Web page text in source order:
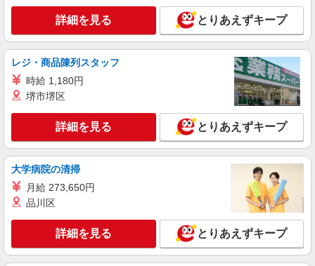
品川区 ★上記以外にも神奈川県内（川崎・横
浜・相模原など）に多数派遣先有
キープ 詳細を見る
正社員
株式会社リジョイスカンパニー（11921602）
一般事務
月給22万7000円以上 ※研修期間2ヶ月間は給
与95％支給
NTT東日本関東病院（東京都品川区東五反田5
詳細を見る
職業紹介
ニッセイ・ウェルス生命保険株式会社
詳細を見る とりあえずキープ
レジ・商品陳列スタッフ
時給 1,180円
堺市堺区
詳細を見る とりあえずキープ
大学病院の清掃
月給 273,650円
品川区
詳細を見る とりあえずキープ